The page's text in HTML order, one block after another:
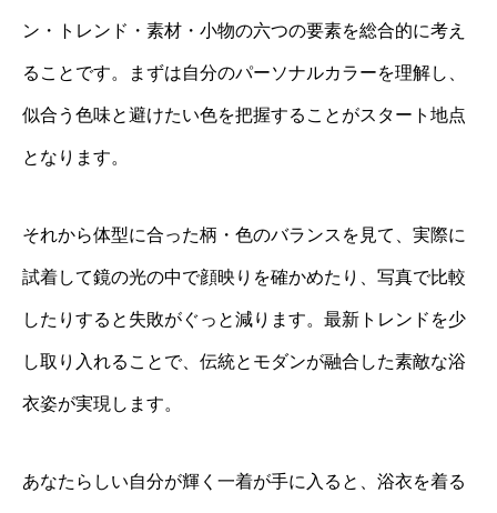
ン・トレンド・素材・小物の六つの要素を総合的に考え
ることです。まずは自分のパーソナルカラーを理解し、
似合う色味と避けたい色を把握することがスタート地点
となります。
それから体型に合った柄・色のバランスを見て、実際に
試着して鏡の光の中で顔映りを確かめたり、写真で比較
したりすると失敗がぐっと減ります。最新トレンドを少
し取り入れることで、伝統とモダンが融合した素敵な浴
衣姿が実現します。
あなたらしい自分が輝く一着が手に入ると、浴衣を着る